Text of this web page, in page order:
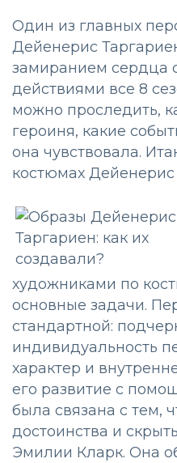
Один из главных
Дейенерис
замиранием сердца
действиями все 8
можно проследить,
героиня, какие
она чувствовала.
костюмах Дейенерис
художниками по
основные задачи.
стандартной:
индивидуальность
характер и
его развитие с
была связана с тем,
достоинства и
Эмилии Кларк. Она